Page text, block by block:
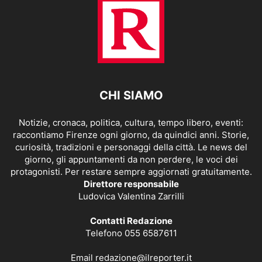
CHI SIAMO
Notizie, cronaca, politica, cultura, tempo libero, eventi:
raccontiamo Firenze ogni giorno, da quindici anni. Storie,
curiosità, tradizioni e personaggi della città. Le news del
giorno, gli appuntamenti da non perdere, le voci dei
protagonisti. Per restare sempre aggiornati gratuitamente.
Direttore responsabile
Ludovica Valentina Zarrilli
Contatti Redazione
Telefono 055 6587611
Email redazione@ilreporter.it